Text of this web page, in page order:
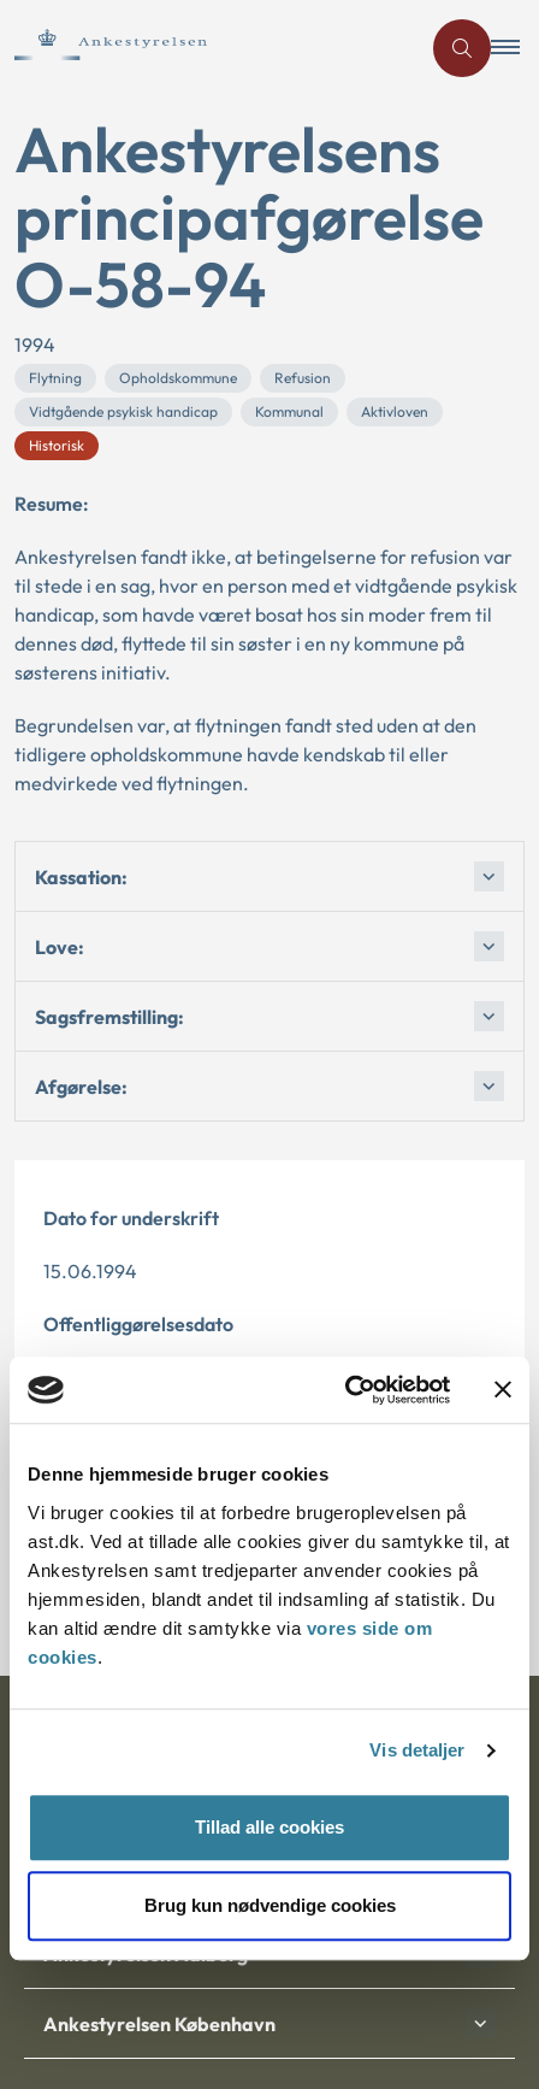
Denne hjemmeside bruger cookies
Vi bruger cookies til at forbedre brugeroplevelsen på
ast.dk. Ved at tillade alle cookies giver du samtykke til, at
Ankestyrelsen samt tredjeparter anvender cookies på
hjemmesiden, blandt andet til indsamling af statistik. Du
kan altid ændre dit samtykke via vores side om
cookies.
Vis detaljer
Tillad alle cookies
Brug kun nødvendige cookies
Ankestyrelsens
principafgørelse
O-58-94
1994
Flytning Opholdskommune
Refusion
Vidtgående psykisk handicap
Kommunal
Aktivloven
Historisk
Resume:
Ankestyrelsen fandt ikke, at betingelserne for refusion var
til stede i en sag, hvor en person med et vidtgående psykisk
handicap, som havde været bosat hos sin moder frem til
dennes død, flyttede til sin søster i en ny kommune på
søsterens initiativ.
Begrundelsen var, at flytningen fandt sted uden at den
tidligere opholdskommune havde kendskab til eller
medvirkede ved flytningen.
Kassation:
Love:
Sagsfremstilling:
Afgørelse:
Dato for underskrift
15.06.1994
Offentliggørelsesdato
12.07.2013
Paragraf
§ 11 § 10
Journalnummer
20866-93
9000 Aalborg
Ankestyrelsen Aalborg
Ankestyrelsen København